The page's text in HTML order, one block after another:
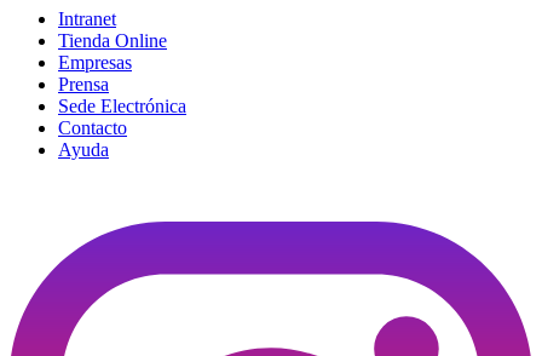
Intranet
Tienda Online
Empresas
Prensa
Sede Electrónica
Contacto
Ayuda